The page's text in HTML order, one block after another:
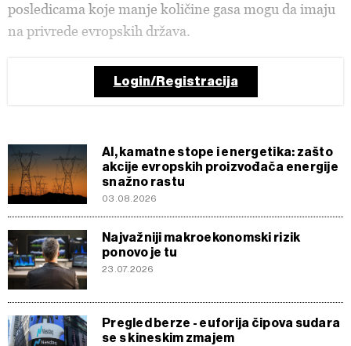
posledicama koje manje količine gasa mogu da imaju
na privrede evropskih država.
Login/Registracija
AI, kamatne stope i energetika: zašto
akcije evropskih proizvođača energije
snažno rastu
03.08.2026
Najvažniji makroekonomski rizik
ponovo je tu
23.07.2026
Pregled berze - euforija čipova sudara
se s kineskim zmajem